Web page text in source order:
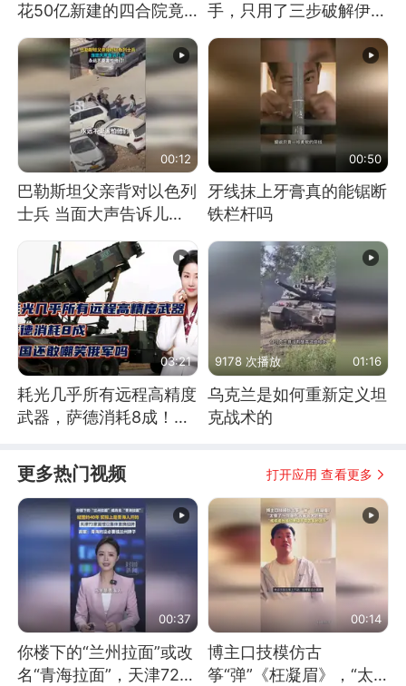
花50亿新建的四合院竟
没人住，发生了啥
手，只用了三步破解伊朗
防空
00:12
巴勒斯坦父亲背对以色列
士兵 当面大声告诉儿
00:50
牙线抹上牙膏真的能锯断
铁栏杆吗
03:21
耗光几乎所有远程高精度
武器，萨德消耗8成！美
9178 次播放 01:16
乌克兰是如何重新定义坦
克战术的
更多热门视频 打开应用 查看更多
00:37
你楼下的“兰州拉面”或改
名“青海拉面”，天津72家
00:14
博主口技模仿古
筝“弹”《枉凝眉》，“太